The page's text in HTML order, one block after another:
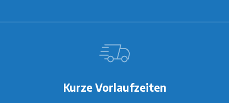
Kurze Vorlaufzeiten